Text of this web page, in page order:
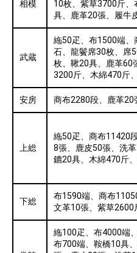
相模
10枚、紫草3700斤、
具、鹿革20張、履牛
武蔵
絁50疋、布1500端、
石、龍鬢席30枚、席
枚、鞦20具、鹿革60
3200斤、木綿470斤
安房 商布2280段、鹿革20
上総
絁50疋、商布11420
8張、鹿皮50張、洗
鑣20具、木綿470斤
下総
布1590端、商布
文革10張、紫草2600
絁100疋、布4000端
布700端、鞍橋10具